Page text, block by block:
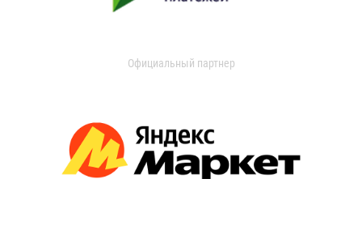
Официальный партнер